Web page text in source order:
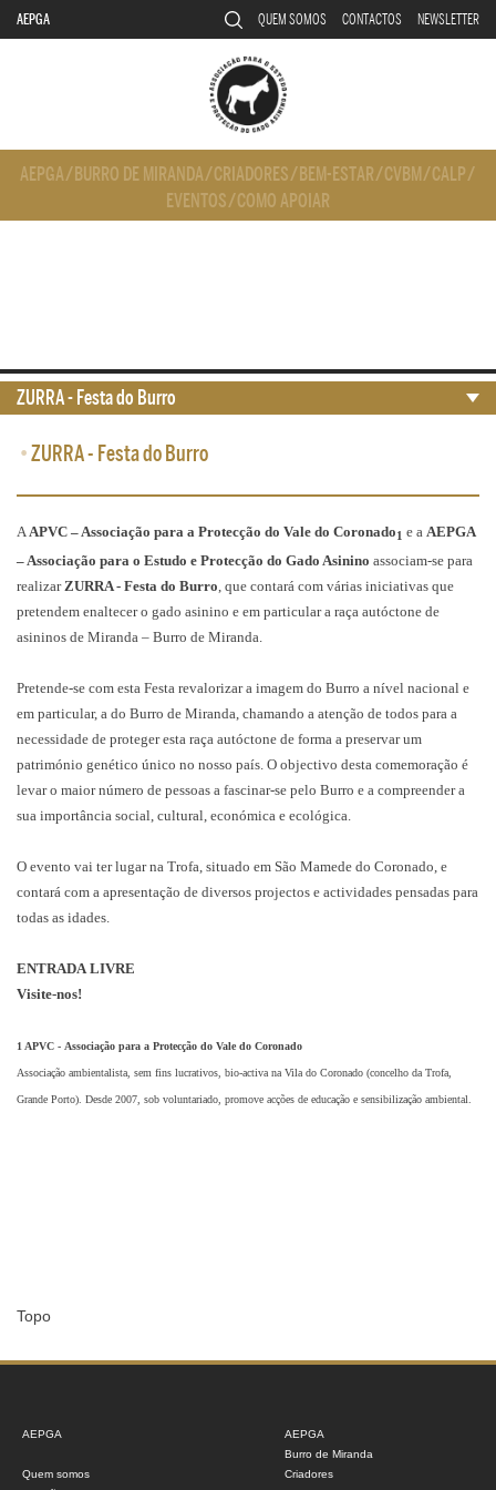
AEPGA QUEM SOMOS CONTACTOS NEWSLETTER
AEPGA/ BURRO DE MIRANDA/CRIADORES/ BEM-ESTAR/CVBM/CALP/
EVENTOS/COMO APOIAR
•ZURRA - Festa do Burro
AAPVC – Associação para a Protecção do Vale do Coronado1 e a AEPGA
– Associação para o Estudo e Protecção do Gado Asinino associam-se para
realizarZURRA - Festa do Burro, que contará com várias iniciativas que
pretendem enaltecer o gado asinino e em particular a raça autóctone de
asininos de Miranda – Burro de Miranda.
Pretende-se com esta Festa revalorizar a imagem do Burro a nível nacional e
em particular, a do Burro de Miranda, chamando a atenção de todos para a
necessidade de proteger esta raça autóctone de forma a preservar um
património genético único no nosso país. O objectivo desta comemoração é
levar o maior número de pessoas a fascinar-se pelo Burro e a compreender a
sua importância social, cultural, económica e ecológica.
O evento vai ter lugar na Trofa, situado em São Mamede do Coronado, e
contará com a apresentação de diversos projectos e actividades pensadas para
todas as idades.
ENTRADA LIVRE
Visite-nos!
1 APVC - Associação para a Protecção do Vale do Coronado
Associação ambientalista, sem fins lucrativos, bio-activa na Vila do Coronado (concelho da Trofa,
Grande Porto). Desde 2007, sob voluntariado, promove acções de educação e sensibilização ambiental.
Topo
ZURRA - Festa do Burro
AEPGA
Quem somos
AEPGA
Burro de Miranda
Criadores